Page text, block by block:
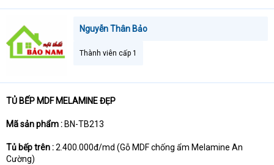
r
e
Nguyễn Thân Bảo
Thành viên cấp 1
TỦ BẾP MDF MELAMINE ĐẸP
Mã sản phẩm : BN-TB213
Tủ bếp trên :2.400.000đ/md (Gỗ MDF chống ẩm Melamine An
Cường)